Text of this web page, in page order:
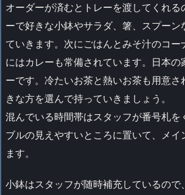
オーダーが済むとトレーを渡してくれる
ーで好きな小鉢やサラダ、箸、スプーン
ていきます。次にごはんとみそ汁のコー
にはカレーも常備されています。日本の
ーです。冷たいお茶と熱いお茶も用意さ
きな方を選んで持っていきましょう。
混んでいる時間帯はスタッフが番号札を
ブルの見えやすいところに置いて、メイ
ます。
小鉢はスタッフが随時補充しているので